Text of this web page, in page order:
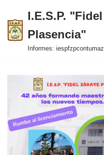
Saltar
al
contenido
I.E.S.P.
Plasencia"
Informes: